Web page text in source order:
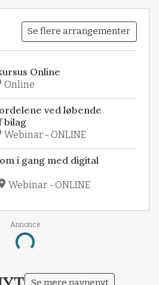
Se flere arrangementer
Online
Online
ved løbende
bilag
Webinar - ONLINE
i gang med digital
Webinar - ONLINE
Annonce
Loading...
Se mere navnenyt